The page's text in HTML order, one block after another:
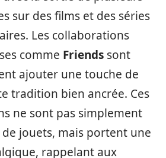
sur des films et des séries
Les collaborations
comme Friends sont
ajouter une touche de
tradition bien ancrée. Ces
ne sont pas simplement
jouets, mais portent une
rappelant aux